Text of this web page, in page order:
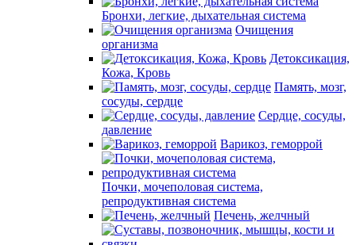
Бронхи, легкие, дыхательная система
Очищения
организма
Детоксикация,
Кожа, Кровь
Память, мозг,
сосуды, сердце
Сердце, сосуды,
давление
Варикоз, геморрой
Почки, мочеполовая система,
репродуктивная система
Печень, желчный